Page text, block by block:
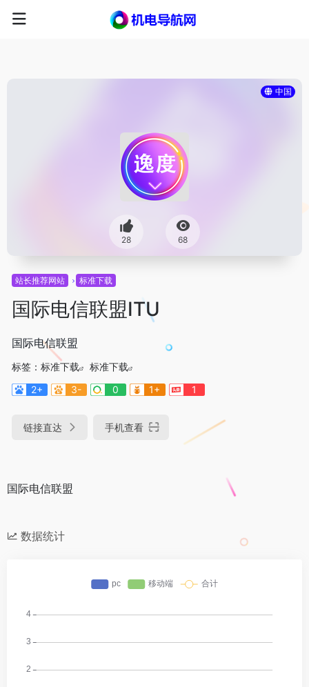
中国
28 68
站长推荐网站 标准下载
国际电信联盟ITU
国际电信联盟
标签： 标准下载
标准下载
2+
3- 0 1+ 1
链接直达 手机查看
国际电信联盟
数据统计